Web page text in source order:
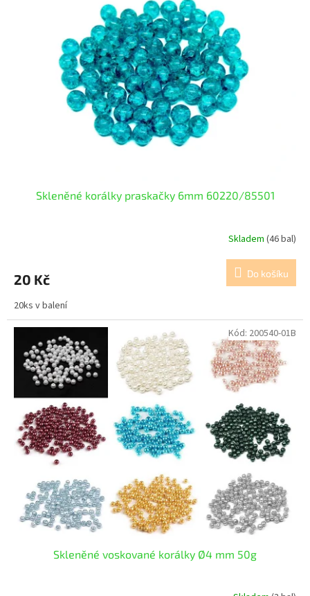
Skleněné korálky praskačky 6mm 60220/85501
Skladem (46 bal)
20 Kč Do košíku
20ks v balení
Skleněné voskované korálky Ø4 mm 50g
Kód: 200540-01B